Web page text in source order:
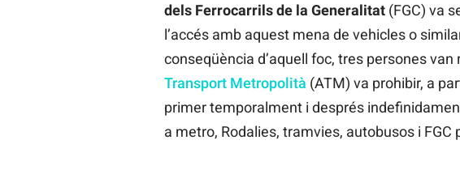
dels Ferrocarrils de la Generalitat (FGC) va
l’accés amb aquest mena de vehicles o
conseqüència d’aquell foc, tres persones van
Transport Metropolità (ATM) va prohibir, a
primer temporalment i després
a metro, Rodalies, tramvies, autobusos i FGC